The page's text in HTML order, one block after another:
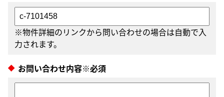
※物件詳細のリンクから問い合わせの場合は自動で入
力されます。
お問い合わせ内容※必須